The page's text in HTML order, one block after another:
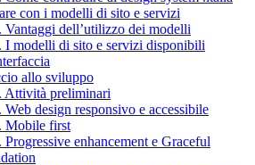
con i modelli di sito e servizi
Vantaggi dell’utilizzo dei modelli
I modelli di sito e servizi disponibili
allo sviluppo
Attività preliminari
Web design responsivo e accessibile
Mobile first
Progressive enhancement e Graceful